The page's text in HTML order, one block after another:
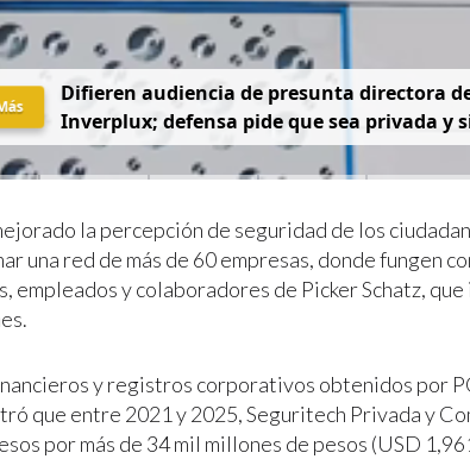
Difieren audiencia de presunta directora d
Inverplux; defensa pidequesea privada ys
la percepción de seguridad de los
una red de más de 60 empresas, donde fungen
empleados y colaboradores de Picker Schatz,
y registros corporativos obtenidos por
que entre 2021 y 2025, Seguritech Privada y
por más de 34 mil millones de pesos (USD